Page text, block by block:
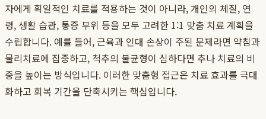
자에게 획일적인 치료를 적용하는 것이 아니라, 개인의 체질, 연
령, 생활 습관, 통증 부위 등을 모두 고려한 1:1 맞춤 치료 계획을
수립합니다. 예를 들어, 근육과 인대 손상이 주된 문제라면 약침과
물리치료에 집중하고, 척추의 불균형이 심하다면 추나 치료의 비
중을 높이는 방식입니다. 이러한 맞춤형 접근은 치료 효과를 극대
화하고 회복 기간을 단축시키는 핵심입니다.